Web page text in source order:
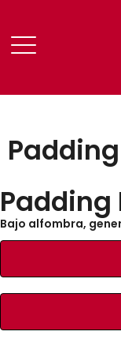
Padding
Bajo alfombra,